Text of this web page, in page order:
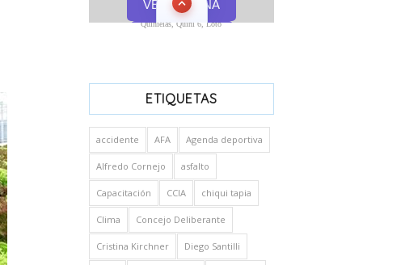
Quinielas, Quini 6, Loto
ETIQUETAS
accidente AFA Agenda deportiva
Alfredo Cornejo asfalto
Capacitación CCIA chiqui tapia
Clima Concejo Deliberante
Cristina Kirchner Diego Santilli